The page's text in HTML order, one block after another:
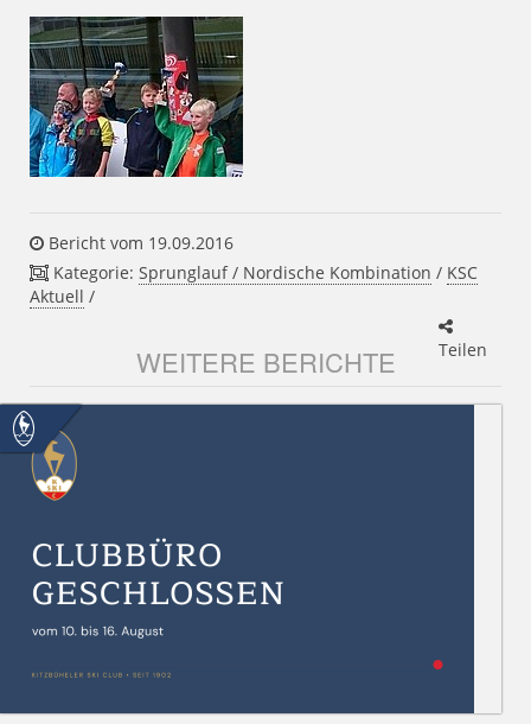
Bericht vom 19.09.2016
Kategorie: Sprunglauf / Nordische Kombination / KSC
Aktuell /
Teilen
WEITERE BERICHTE